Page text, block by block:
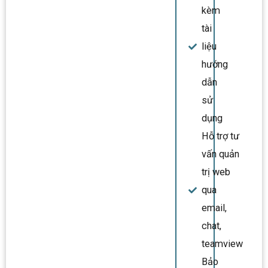
kèm
tài
liệu
hướng
dẫn
sử
dụng
Hỗ trợ tư
vấn quản
trị web
qua
email,
chat,
teamview
Bảo